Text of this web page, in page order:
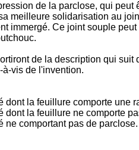
de la parclose, qui
meilleure solidarisation au
Ce joint souple
de la description qui
vis de l'invention.
dont la feuillure comporte une
la feuillure ne comporte
ne comportant pas de parclose.